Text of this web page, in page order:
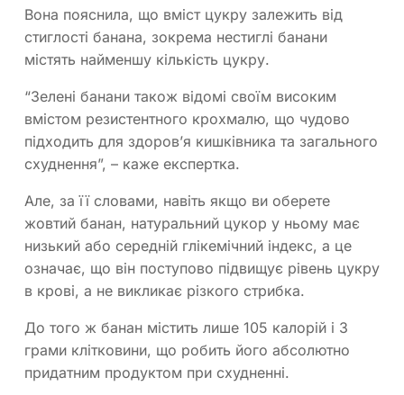
Вона пояснила, що вміст цукру залежить від
стиглості банана, зокрема нестиглі банани
містять найменшу кількість цукру.
“Зелені банани також відомі своїм високим
вмістом резистентного крохмалю, що чудово
підходить для здоров’я кишківника та загального
схуднення”, – каже експертка.
Але, за її словами, навіть якщо ви оберете
жовтий банан, натуральний цукор у ньому має
низький або середній глікемічний індекс, а це
означає, що він поступово підвищує рівень цукру
в крові, а не викликає різкого стрибка.
До того ж банан містить лише 105 калорій і 3
грами клітковини, що робить його абсолютно
придатним продуктом при схудненні.